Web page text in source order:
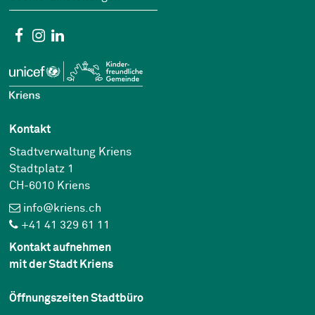
Social Media
Facebook
Instagram
Kontakt
Stadtverwaltung Kriens
Stadtplatz 1
CH-6010 Kriens
info@kriens.ch
+41 41 329 61 11
Kontakt aufnehmen
mit der Stadt Kriens
Öffnungszeiten Stadtbüro